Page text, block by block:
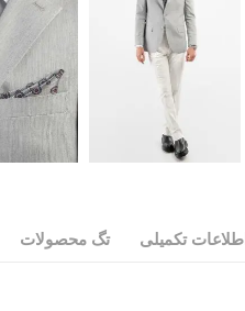
اطلاعات تکمیلی تگ محصولات